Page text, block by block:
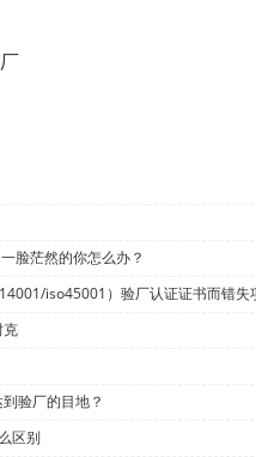
脸茫然的你怎么办？
克
验厂的目地？
区别